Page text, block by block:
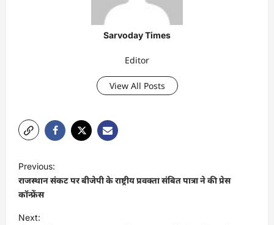
Sarvoday Times
Editor
View All Posts
o
s
t
Previous:
राजस्थान संकट पर बीजेपी के राष्ट्रीय प्रवक्ता संबित पात्रा ने की प्रेस
कॉन्फ्रेंस
Next: